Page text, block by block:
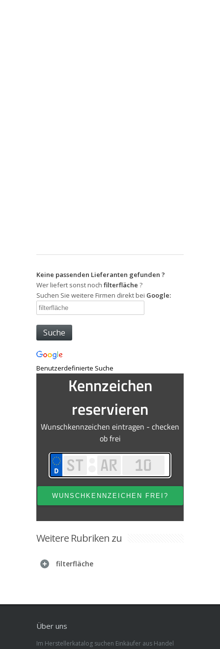
Keine passenden Lieferanten gefunden ?
Wer liefert sonst noch filterfläche ?
Suchen Sie weitere Firmen direkt bei Google:
Benutzerdefinierte Suche
Weitere Rubriken zu
filterfläche
Über uns
Im Herstellerkatalog suchen Einkäufer aus Handel